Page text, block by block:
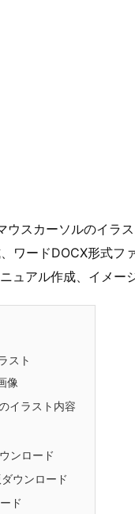
ウスカーソルのイラ
ワードDOCX形式フ
ュアル作成、イメー
スト
像
イラスト内容
ンロード
ウンロード
ド